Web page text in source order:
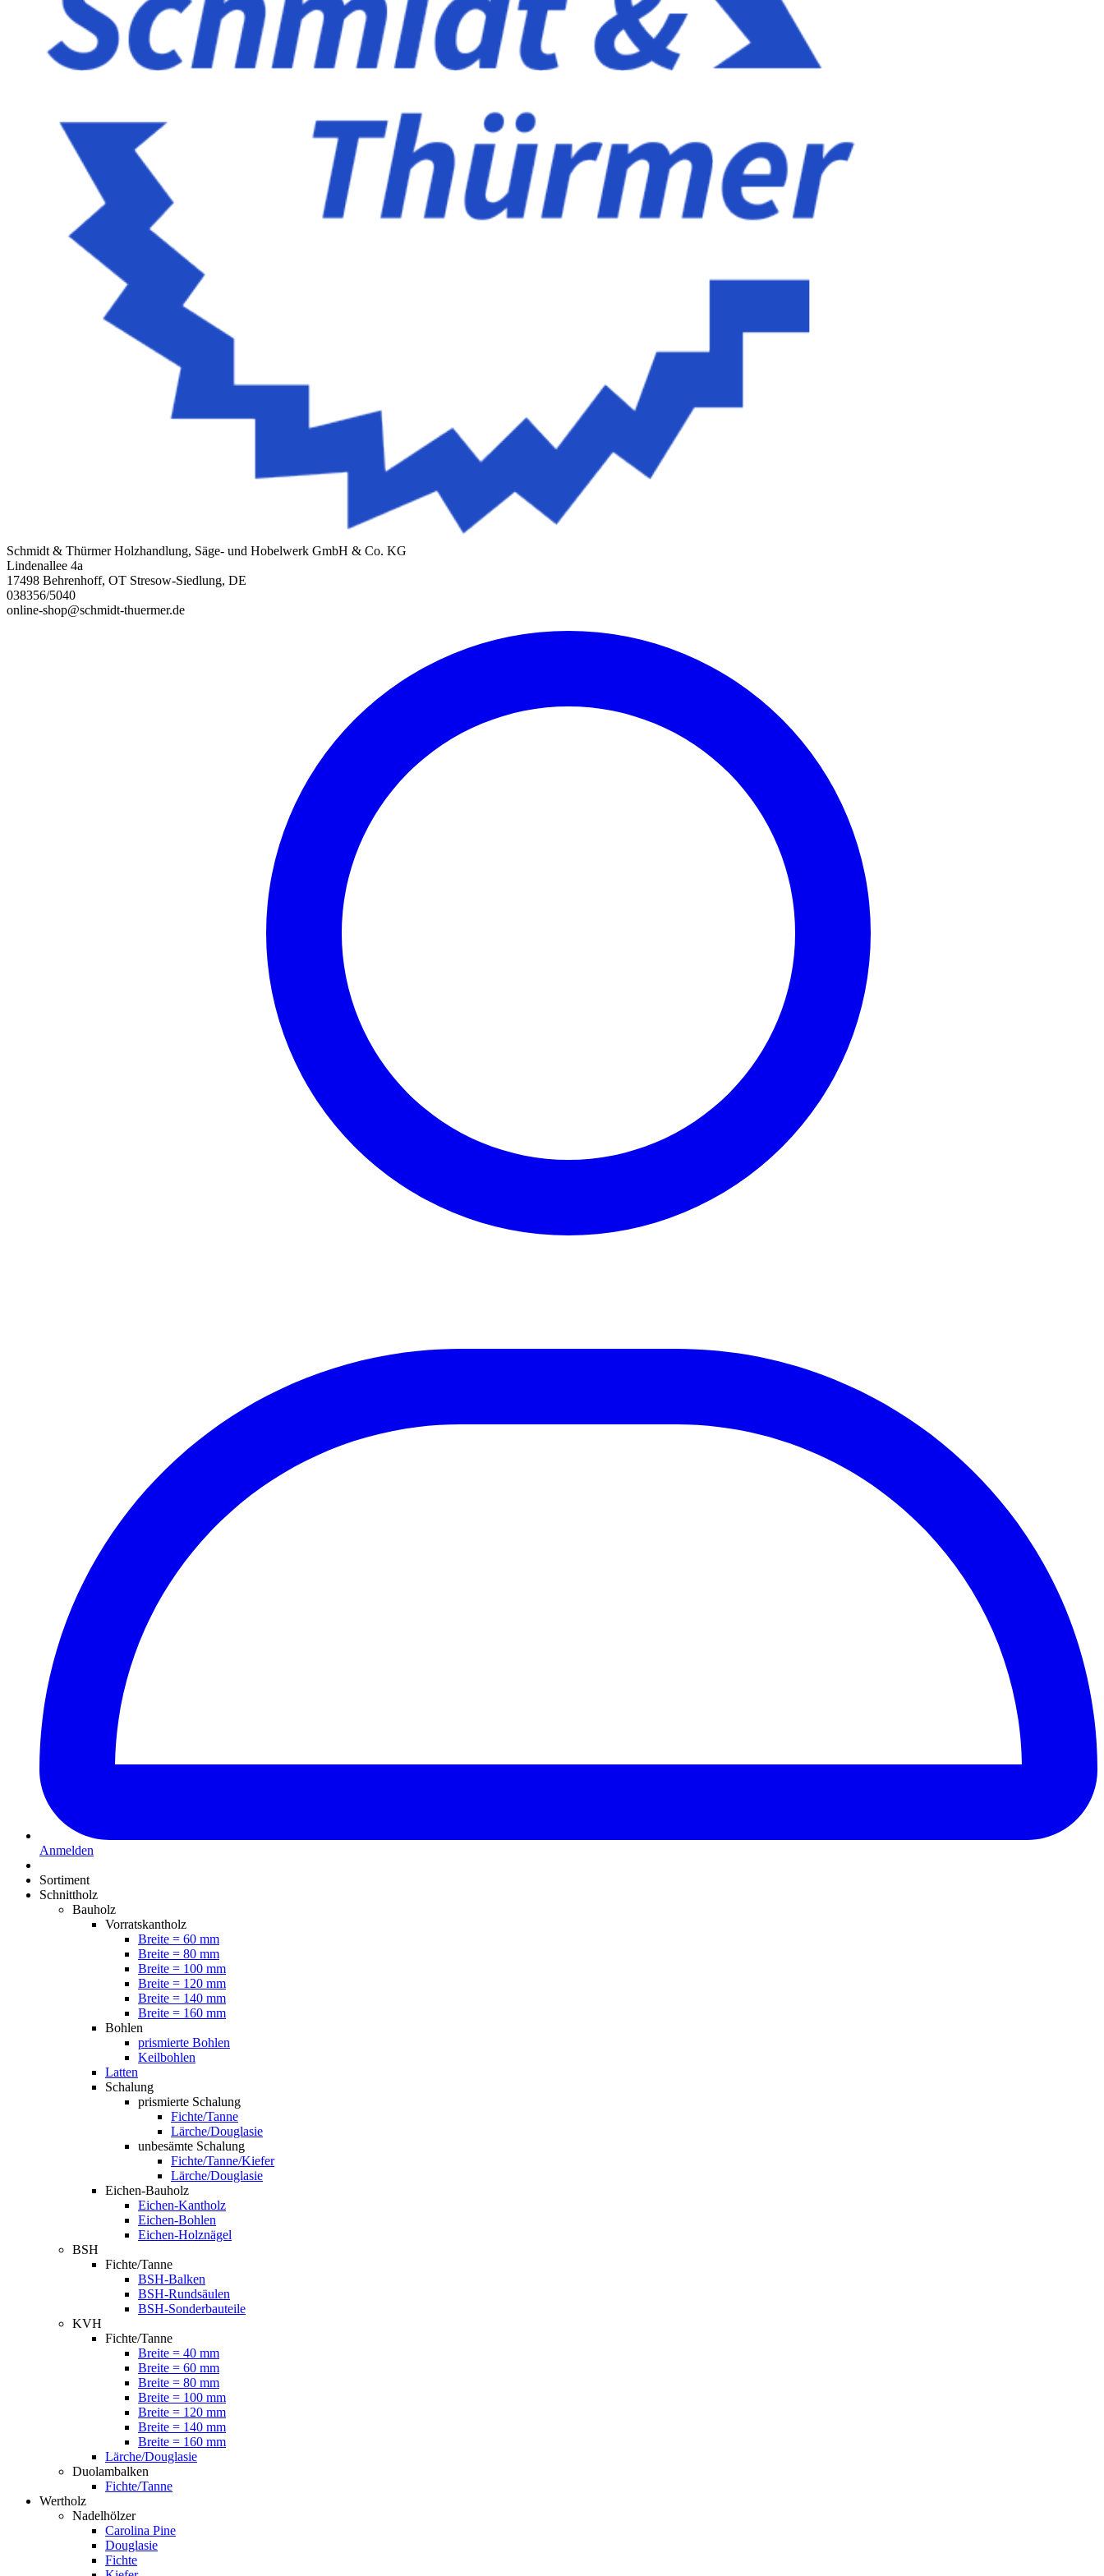
Schmidt & Thürmer Holzhandlung, Säge- und Hobelwerk GmbH & Co. KG
Lindenallee 4a
17498 Behrenhoff, OT Stresow-Siedlung, DE
038356/5040
online-shop@schmidt-thuermer.de
Anmelden
Sortiment
Schnittholz
Bauholz
Vorratskantholz
Breite = 60 mm
Breite = 80 mm
Breite = 100 mm
Breite = 120 mm
Breite = 140 mm
Breite = 160 mm
Bohlen
prismierte Bohlen
Keilbohlen
Latten
Schalung
prismierte Schalung
Fichte/Tanne
Lärche/Douglasie
unbesämte Schalung
Fichte/Tanne/Kiefer
Lärche/Douglasie
Eichen-Bauholz
Eichen-Kantholz
Eichen-Bohlen
Eichen-Holznägel
BSH
Fichte/Tanne
BSH-Balken
BSH-Rundsäulen
BSH-Sonderbauteile
KVH
Fichte/Tanne
Breite = 40 mm
Breite = 60 mm
Breite = 80 mm
Breite = 100 mm
Breite = 120 mm
Breite = 140 mm
Breite = 160 mm
Lärche/Douglasie
Duolambalken
Fichte/Tanne
Wertholz
Nadelhölzer
Carolina Pine
Douglasie
Fichte